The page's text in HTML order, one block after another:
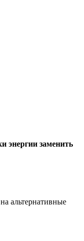
энергии заменить
альтернативные